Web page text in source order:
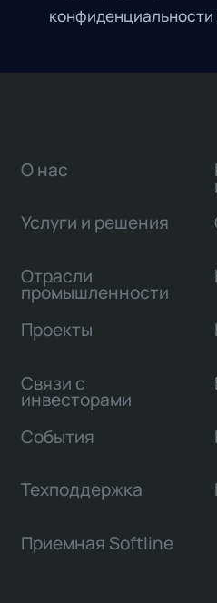
О нас
Услуги и решения
Отрасли
промышленности
Проекты
Связи с
инвесторами
События
Техподдержка
Приемная Softline